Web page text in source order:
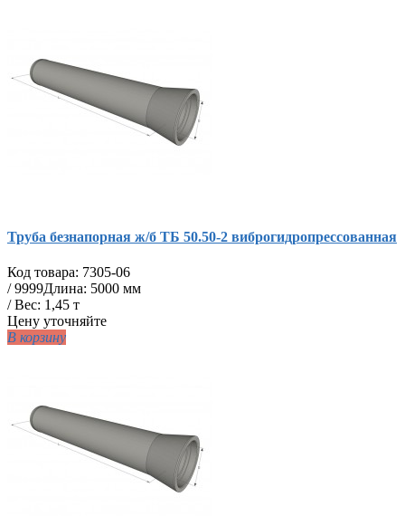
Труба безнапорная ж/б ТБ 50.50-2 виброгидропрессованная
Код товара: 7305-06
/9999Длина: 5000 мм
/ Вес: 1,45 т
Цену уточняйте
В корзину